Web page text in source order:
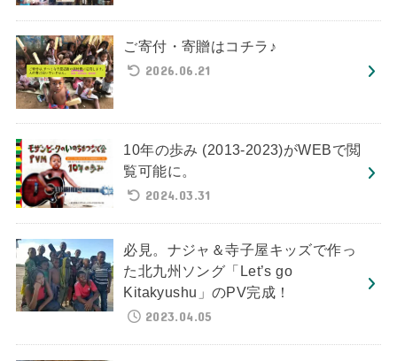
ご寄付・寄贈はコチラ♪
2026.06.21
10年の歩み (2013-2023)がWEBで閲
覧可能に。
2024.03.31
必見。ナジャ＆寺子屋キッズで作っ
た北九州ソング「Let’s go
Kitakyushu」のPV完成！
2023.04.05